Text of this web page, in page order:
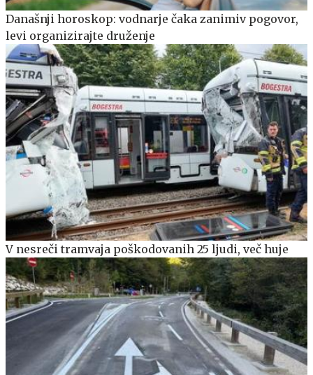
Današnji horoskop: vodnarje čaka zanimiv pogovor,
levi organizirajte druženje
V nesreči tramvaja poškodovanih 25 ljudi, več huje